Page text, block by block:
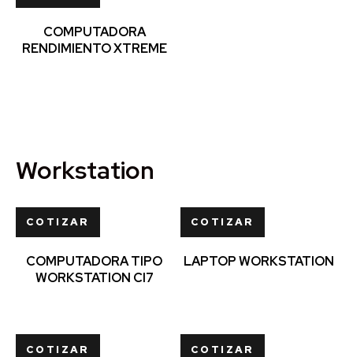
COMPUTADORA
RENDIMIENTO XTREME
Workstation
COTIZAR
COMPUTADORA TIPO
WORKSTATION CI7
COTIZAR
LAPTOP WORKSTATION
COTIZAR COTIZAR